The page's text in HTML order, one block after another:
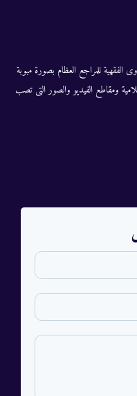
الفقهية للمراجع العظام بصورة مبوبة
ومقاطع الفيديو والصور التى تصب